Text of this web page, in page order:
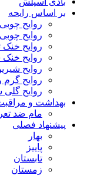
بر اساس رایحه
روایح
روایح
روایح خنک
روایح
روایح
روایح گرم
روایح گلی
بهداشت و
مام ضد
پیشنهاد فصلی
بهار
پاییز
تابستان
زمستان